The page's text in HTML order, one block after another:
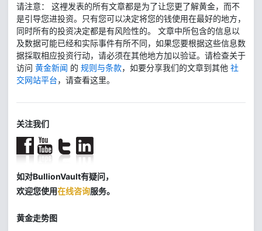
请注意： 这裡发表的所有文章都是为了让您更了解黄金，而不
是引导您进投资。只有您可以决定将您的钱使用在最好的地方，
同时所有的投资决定都是有风险性的。 文章中所包含的信息以
及数据可能已经和实际事件有所不同，如果您要根据这些信息数
据採取相应投资行动，请必须在其他地方加以验证。请检查关于
访问 黄金新闻 的 规则与条款，如要分享我们的文章到其他 社
交网站平台，请查看这里。
关注我们
如对BullionVault有疑问，
欢迎您使用在线咨询服务。
黄金走势图